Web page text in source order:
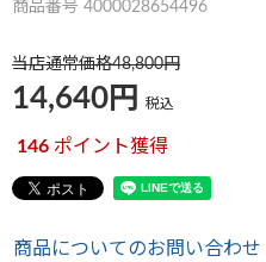
商品番号 4000028654496
当店通常価格48,800
14,640 税込
146 ポイント獲得
商品についてのお問い合わせ